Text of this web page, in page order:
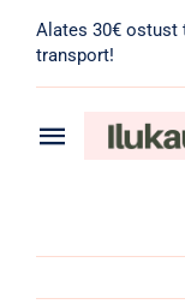
content
Alates 30€ ostust
transport!
for:
Toggle